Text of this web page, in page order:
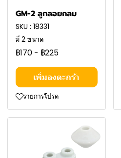
GM-2 ลูกลอยกลม
SKU : 18331
มี 2 ขนาด
฿170 - ฿225
เพิ่มลงตะกร้า
รายการโปรด